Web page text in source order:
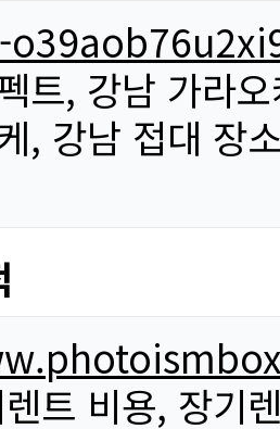
트, 강남 가라
, 강남 접대 장
트 비용, 장기